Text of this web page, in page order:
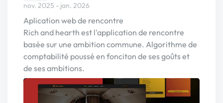
nov. 2025 - jan. 2026
Aplication web de rencontre
Rich and hearth est l'application de rencontre
basée sur une ambition commune. Algorithme de
comptabilité poussé en fonciton de ses goûts et
de ses ambitions.